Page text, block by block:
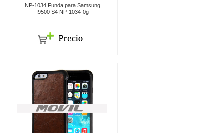
NP-1034 Funda para Samsung
I9500 S4 NP-1034-0g